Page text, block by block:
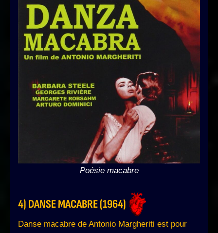
Poésie macabre
4) DANSE MACABRE (1964)
Danse macabre de Antonio Margheriti est pour